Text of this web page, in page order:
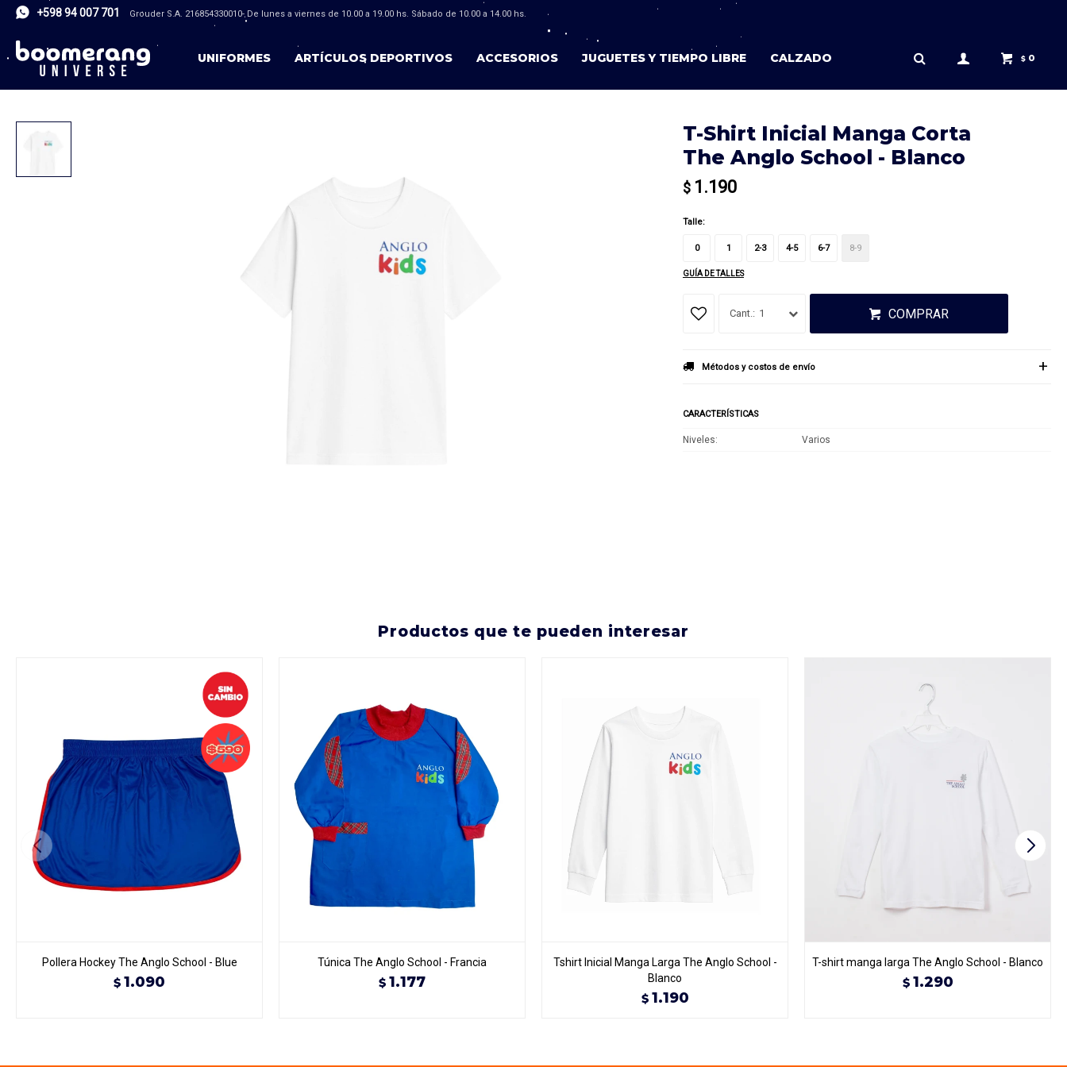
UNIFORMES ARTÍCULOS DEPORTIVOS ACCESORIOS JUGUETES Y TIEMPO LIBRE CALZADO $ 0
+598 94 007 701 Grouder S.A. 216854330010- De lunes a viernes de 10.00 a 19.00 hs. Sábado de 10.00 a 14.00 hs.
T-Shirt Inicial Manga Corta
The Anglo School - Blanco
$ 1.190
Talle:
0 1 2-3 4-5 6-7 8-9
GUÍA DE TALLES
1 COMPRAR
Métodos y costos de envío
CARACTERÍSTICAS
Niveles Varios
productos que te pueden interesar
Pollera Hockey The Anglo School - Blue
$ 1.090
Túnica The Anglo School - Francia
$ 1.177
Tshirt Inicial Manga Larga The Anglo School -
Blanco
$ 1.190
T-shirt manga larga The Anglo School - Blanco
$ 1.290